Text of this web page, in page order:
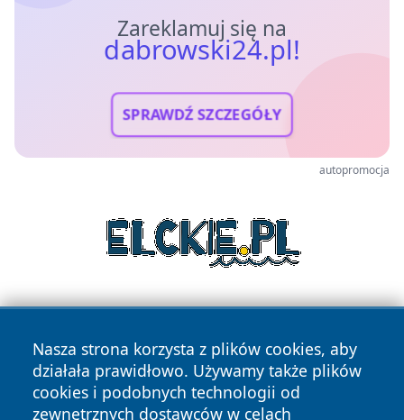
Zareklamuj się na
dabrowski24.pl!
SPRAWDŹ SZCZEGÓŁY
autopromocja
Nasza strona korzysta z plików cookies, aby
działała prawidłowo. Używamy także plików
cookies i podobnych technologii od
zewnętrznych dostawców w celach